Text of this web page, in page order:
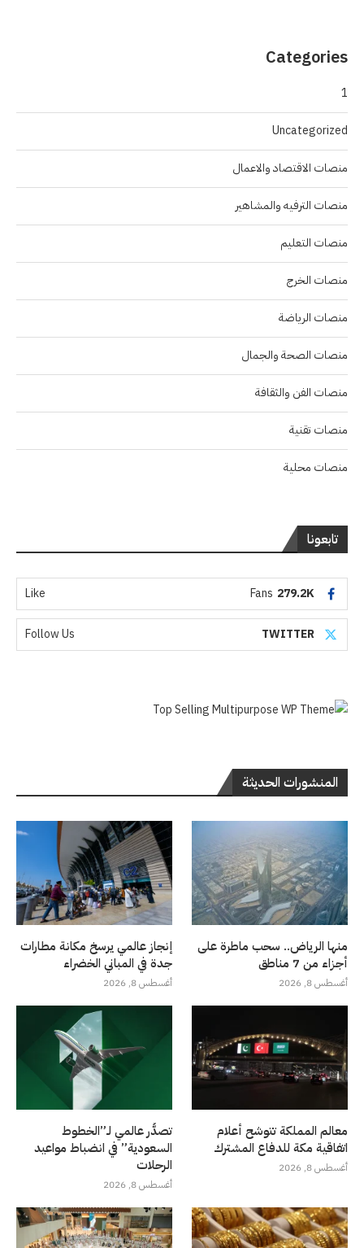
Categories
1
Uncategorized
منصات الاقتصاد والاعمال
منصات الترفيه والمشاهير
منصات التعليم
منصات الخرج
منصات الرياضة
منصات الصحة والجمال
منصات الفن والثقافة
منصات تقنية
منصات محلية
تابعونا
279.2K
Fans
Like
TWITTER
Follow Us
المنشورات الحديثة
منها الرياض.. سحب ماطرة على
أجزاء من 7 مناطق
أغسطس 8, 2026
إنجاز عالمي يرسخ مكانة مطارات
جدة في المباني الخضراء
أغسطس 8, 2026
معالم المملكة تتوشح أعلام
اتفاقية مكة للدفاع المشترك
أغسطس 8, 2026
تصدُّر عالمي لـ”الخطوط
السعودية” في انضباط مواعيد
الرحلات
أغسطس 8, 2026